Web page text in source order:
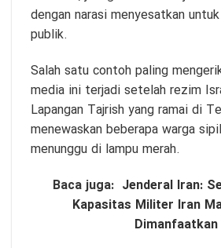
dengan narasi menyesatkan
publik.
Salah satu contoh paling
media ini terjadi setelah rezim
Lapangan Tajrish yang ramai di
menewaskan beberapa warga
menunggu di lampu merah.
Baca juga: Jenderal Iran:
Kapasitas Militer Iran
Dimanfaatkan